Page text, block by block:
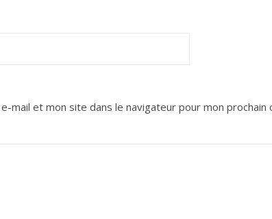
mail et mon site dans le navigateur pour mon prochain